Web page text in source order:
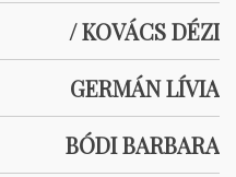
/ KOVÁCS DÉZI
GERMÁN LÍVIA
BÓDI BARBARA